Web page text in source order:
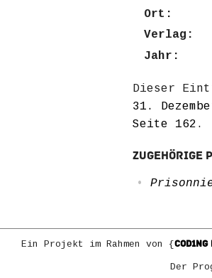
Ort:
Verlag:
Jahr:
Dieser
31.
Seite 162 .
Zugehörige
Ein Projekt im Rahmen von {COD1NG
Der